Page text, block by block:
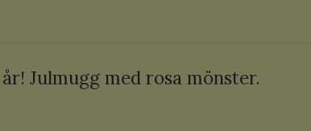
Julmugg med rosa mönster.